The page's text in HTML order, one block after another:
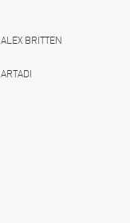
BRITTEN